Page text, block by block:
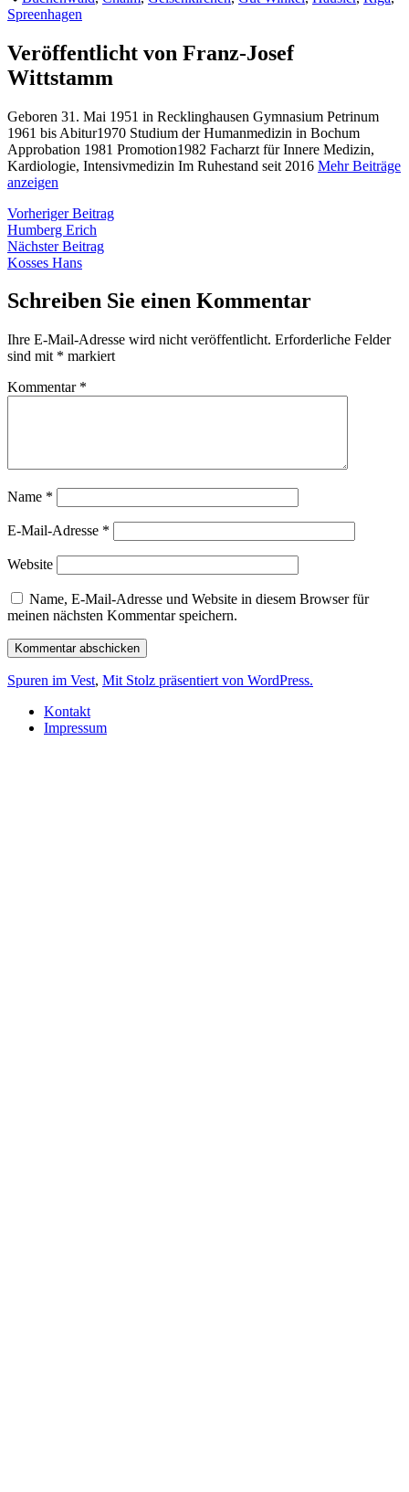
Spreenhagen
Veröffentlicht von Franz-Josef
Wittstamm
Geboren 31. Mai 1951 in Recklinghausen Gymnasium Petrinum
1961 bis Abitur1970 Studium der Humanmedizin in Bochum
Approbation 1981 Promotion1982 Facharzt für Innere Medizin,
Kardiologie, Intensivmedizin Im Ruhestand seit 2016 Mehr Beiträge
anzeigen
Beitragsnavigation
Vorheriger BeitragVorheriger
Humberg Erich
Nächster BeitragNächster
Kosses Hans
Schreiben Sie einen Kommentar
Ihre E-Mail-Adresse wird nicht veröffentlicht. Erforderliche Felder
sind mit * markiert
Kommentar *
Name *
E-Mail-Adresse *
Website
Name, E-Mail-Adresse und Website in diesem Browser für
meinen nächsten Kommentar speichern.
Spuren im Vest, Mit Stolz präsentiert von WordPress.
Kontakt
Impressum